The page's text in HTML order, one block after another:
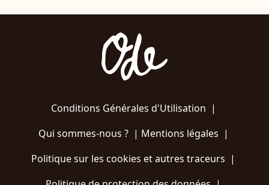
Conditions Générales d'Utilisation |
Qui sommes-nous ?| Mentions légales |
Politique sur les cookies et autres traceurs |